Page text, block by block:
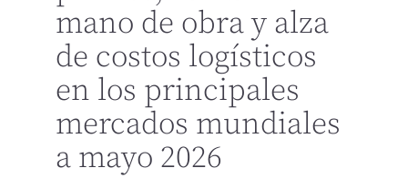
mano de obra y alza
de costos logísticos
en los principales
mercados mundiales
a mayo 2026